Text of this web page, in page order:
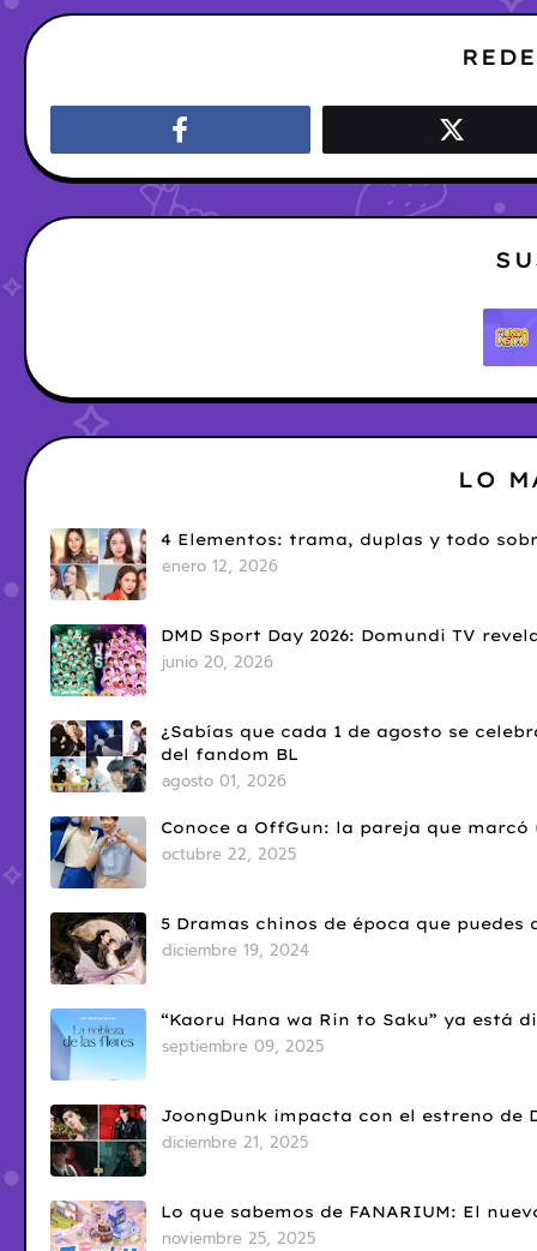
LO
4 Elementos: trama, duplas y todo
enero 12, 2026
DMD Sport Day 2026: Domundi TV
junio 20, 2026
¿Sabías que cada 1 de agosto se
del fandom BL
agosto 01, 2026
Conoce a OffGun: la pareja que
octubre 22, 2025
5 Dramas chinos de época que
diciembre 19, 2024
“Kaoru Hana wa Rin to Saku” ya está
septiembre 09, 2025
JoongDunk impacta con el estreno de
diciembre 21, 2025
Lo que sabemos de FANARIUM: El
noviembre 25, 2025